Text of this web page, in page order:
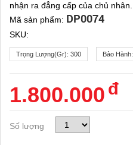
nhận ra đẳng cấp của chủ nhân.
Mã sản phẩm: DP0074
SKU:
Trọng Lượng(gr): 300 Bảo Hành:
1.800.000 đ
Số lượng